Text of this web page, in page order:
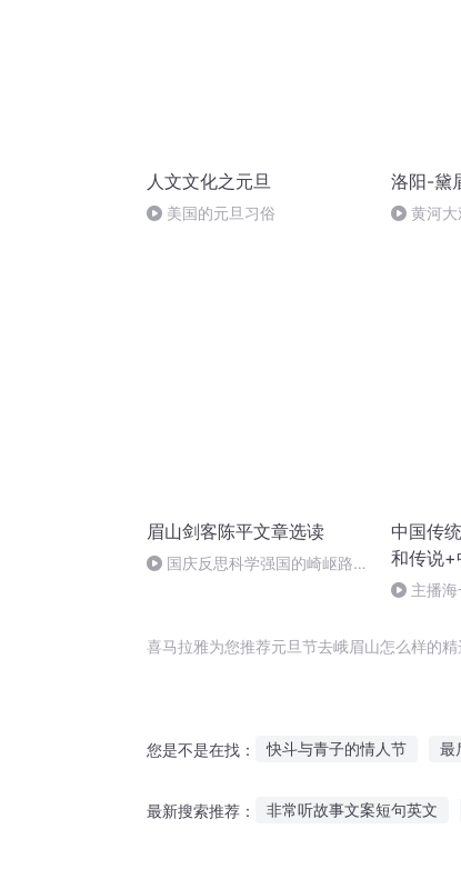
人文文化之元旦
美国的元旦习俗
洛阳-黛
黄河大
眉山剑客陈平文章选读
国庆反思科学强国的崎岖路
中国传
和传说+
主播
喜马拉雅为您推荐元旦节去峨眉山怎么样的
您是不是在找： 快斗与青子的情人节 最
最新搜索推荐： 非常听故事文案短句英文